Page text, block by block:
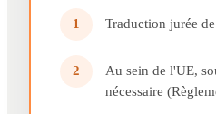
1 Traduction jurée
2
Au sein de l'UE,
nécessaire